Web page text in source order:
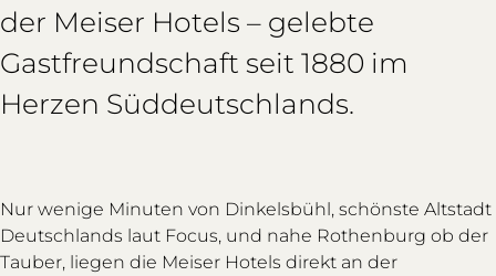
der Meiser Hotels – gelebte
Gastfreundschaft seit 1880 im
Herzen Süddeutschlands.
Nur wenige Minuten von Dinkelsbühl, schönste Altstadt
Deutschlands laut Focus, und nahe Rothenburg ob der
Tauber, liegen die Meiser Hotels direkt an der